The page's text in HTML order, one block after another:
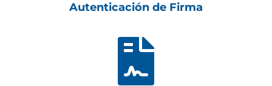
Autenticación de Firma
